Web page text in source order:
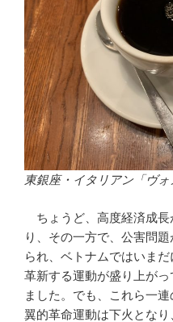
東銀座・イタリアン「ヴォ
ちょうど、高度経済成長
り、その一方で、公害問
られ、ベトナムではいま
革新する運動が盛り上が
ました。でも、これら一
翼的革命運動は下火とな